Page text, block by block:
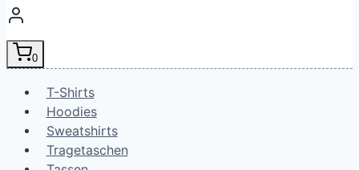
0
T-Shirts
Hoodies
Sweatshirts
Tragetaschen